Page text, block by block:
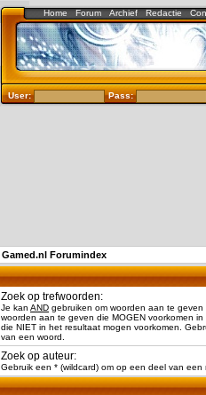
Home Forum Archief Redactie
User: Pass:
Gamed.nl Forumindex
Zoek op trefwoorden:
Je kan AND gebruiken om woorden aan te geven
woorden aan te geven die MOGEN voorkomen
die NIET in het resultaat mogen voorkomen.
van een woord.
Zoek op auteur:
Gebruik een * (wildcard) om op een deel van een